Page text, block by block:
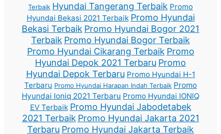
Terbaik Hyundai Tangerang Terbaik Promo
Hyundai Bekasi 2021 Terbaik Promo Hyundai
Bekasi Terbaik Promo Hyundai Bogor 2021
Terbaik Promo Hyundai Bogor Terbaik
Promo Hyundai Cikarang Terbaik Promo
Hyundai Depok 2021 Terbaru Promo
Hyundai Depok Terbaru Promo Hyundai H-1
Terbaru Promo Hyundai Harapan Indah Terbaik Promo
Hyundai Ioniq 2021 Terbaru Promo Hyundai IONIQ
EV Terbaik Promo Hyundai Jabodetabek
2021 Terbaik Promo Hyundai Jakarta 2021
Terbaru Promo Hyundai Jakarta Terbaik